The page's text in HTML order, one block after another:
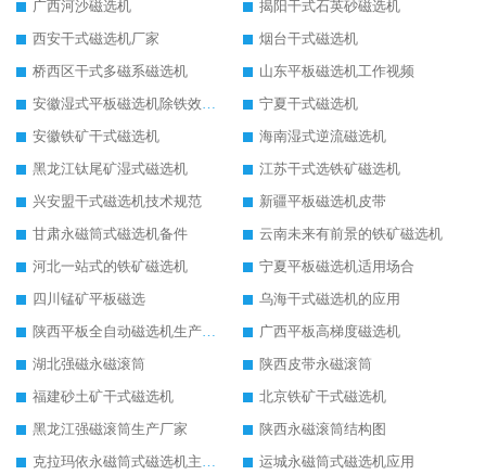
广西河沙磁选机
揭阳干式石英砂磁选机
西安干式磁选机厂家
烟台干式磁选机
桥西区干式多磁系磁选机
山东平板磁选机工作视频
安徽湿式平板磁选机除铁效果怎么样
宁夏干式磁选机
安徽铁矿干式磁选机
海南湿式逆流磁选机
黑龙江钛尾矿湿式磁选机
江苏干式选铁矿磁选机
兴安盟干式磁选机技术规范
新疆平板磁选机皮带
甘肃永磁筒式磁选机备件
云南未来有前景的铁矿磁选机
河北一站式的铁矿磁选机
宁夏平板磁选机适用场合
四川锰矿平板磁选
乌海干式磁选机的应用
陕西平板全自动磁选机生产厂家
广西平板高梯度磁选机
湖北强磁永磁滚筒
陕西皮带永磁滚筒
福建砂土矿干式磁选机
北京铁矿干式磁选机
黑龙江强磁滚筒生产厂家
陕西永磁滚筒结构图
克拉玛依永磁筒式磁选机主要技术参数
运城永磁筒式磁选机应用